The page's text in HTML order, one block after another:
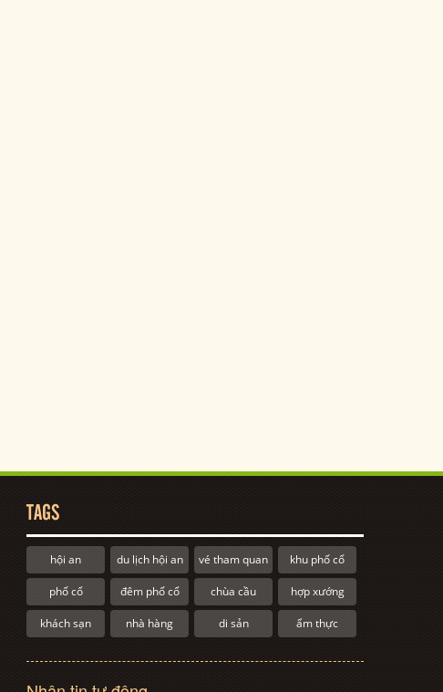
TAGS
hội an du lịch hội an vé tham quan khu phố cổ
phố cổ đêm phố cổ chùa cầu hợp xướng
khách sạn nhà hàng di sản ẩm thực